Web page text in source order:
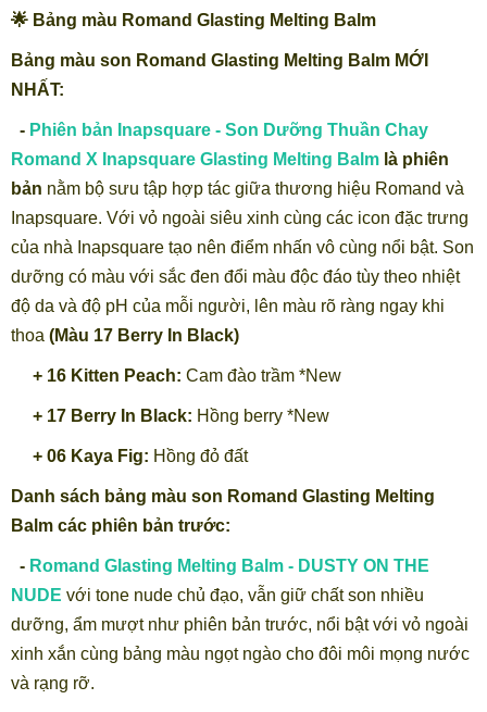
🌟 Bảng màu Romand Glasting Melting Balm
Bảng màu son Romand Glasting Melting Balm MỚI
NHẤT:
- Phiên bản Inapsquare - Son Dưỡng Thuần Chay
Romand X Inapsquare Glasting Melting Balm là phiên
bản nằm bộ sưu tập hợp tác giữa thương hiệu Romand và
Inapsquare. Với vỏ ngoài siêu xinh cùng các icon đặc trưng
của nhà Inapsquare tạo nên điểm nhấn vô cùng nổi bật. Son
dưỡng có màu với sắc đen đổi màu độc đáo tùy theo nhiệt
độ da và độ pH của mỗi người, lên màu rõ ràng ngay khi
thoa (Màu 17 Berry In Black)
+ 16 Kitten Peach: Cam đào trầm *New
+ 17 Berry In Black: Hồng berry *New
+ 06 Kaya Fig: Hồng đỏ đất
Danh sách bảng màu son Romand Glasting Melting
Balm các phiên bản trước:
- Romand Glasting Melting Balm - DUSTY ON THE
NUDE với tone nude chủ đạo, vẫn giữ chất son nhiều
dưỡng, ẩm mượt như phiên bản trước, nổi bật với vỏ ngoài
xinh xắn cùng bảng màu ngọt ngào cho đôi môi mọng nước
và rạng rỡ.